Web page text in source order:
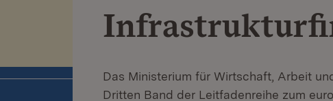
Das Ministerium für Wirtschaft, Arbeit
Dritten Band der Leitfadenreihe zum